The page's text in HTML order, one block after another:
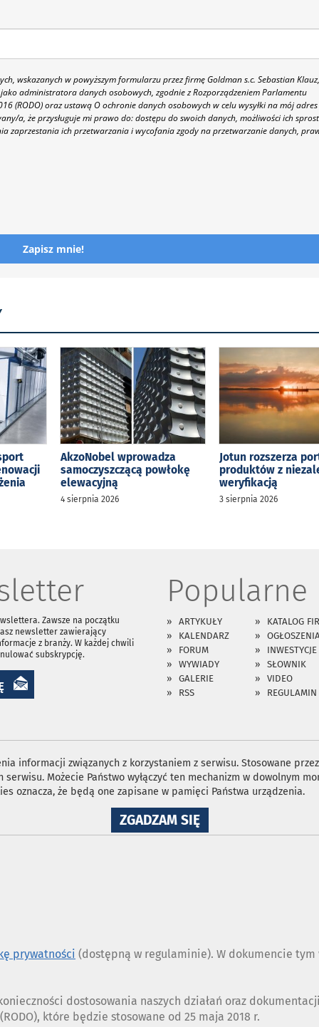
wskazanych w powyższym formularzu przez firmę Goldman s.c. Sebastian
administratora danych osobowych, zgodnie z Rozporządzeniem Parlamentu
(RODO) oraz ustawą O ochronie danych osobowych w celu wysyłki na mój
a, że przysługuje mi prawo do: dostępu do swoich danych, możliwości ich
zaprzestania ich przetwarzania i wycofania zgody na przetwarzanie danych,
Zapisz mnie!
AkzoNobel wprowadza
samoczyszczącą powłokę
elewacyjną
4 sierpnia 2026
Jotun rozszerza
produktów z
weryfikacją
3 sierpnia 2026
Zawsze na początku
newsletter zawierający
z branży. W każdej chwili
subskrypcję.
Popularne
ARTYKUŁY
KATALOG
KALENDARZ
FORUM
INWESTYCJE
WYWIADY
SŁOWNIK
GALERIE
VIDEO
RSS
REGULAMIN
informacji związanych z korzystaniem z serwisu. Stosowane
Możecie Państwo wyłączyć ten mechanizm w dowolnym
oznacza, że będą one zapisane w pamięci Państwa urządzenia.
ZGADZAM SIĘNA
WYKORZYSTANIE
prywatności (dostępną w regulaminie). W dokumencie
dostosowania naszych działań oraz
które będzie stosowane od 25 maja 2018 r.